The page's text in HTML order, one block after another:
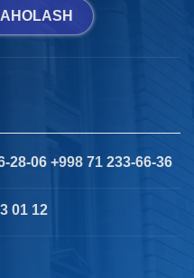
28-06 +998 71 233-66-36
01 12